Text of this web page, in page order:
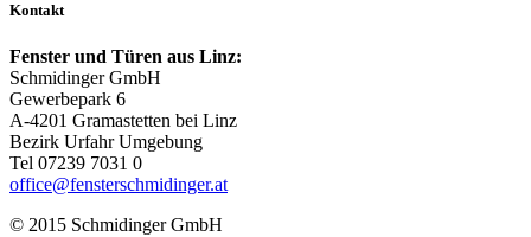
Kontakt
Fenster und Türen aus Linz:
Schmidinger GmbH
Gewerbepark 6
A-4201 Gramastetten bei Linz
Bezirk Urfahr Umgebung
Tel 07239 7031 0
office@fensterschmidinger.at
© 2015 Schmidinger GmbH